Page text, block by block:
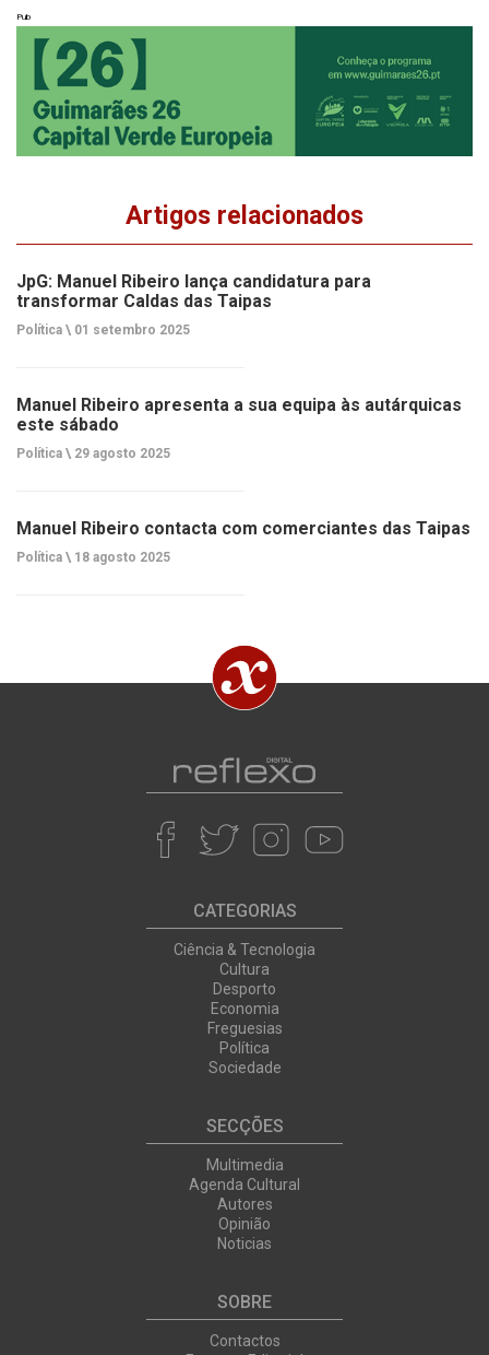
Pub
Artigos relacionados
JpG: Manuel Ribeiro lança candidatura para
transformar Caldas das Taipas
Política \ 01 setembro 2025
Manuel Ribeiro apresenta a sua equipa às autárquicas
este sábado
Política \ 29 agosto 2025
Manuel Ribeiro contacta com comerciantes das Taipas
Política \ 18 agosto 2025
CATEGORIAS
Ciência & Tecnologia
Cultura
Desporto
Economia
Freguesias
Política
Sociedade
SECÇÕES
Multimedia
Agenda Cultural
Autores
Opinião
Noticias
SOBRE
Contactos